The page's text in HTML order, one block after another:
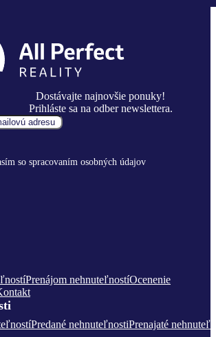
Dostávajte najnovšie ponuky!
Prihláste sa na odber newslettera.
so spracovaním osobných údajov
Prenájom nehnuteľnostíOcenenie
Predané nehnuteľnostiPrenajaté